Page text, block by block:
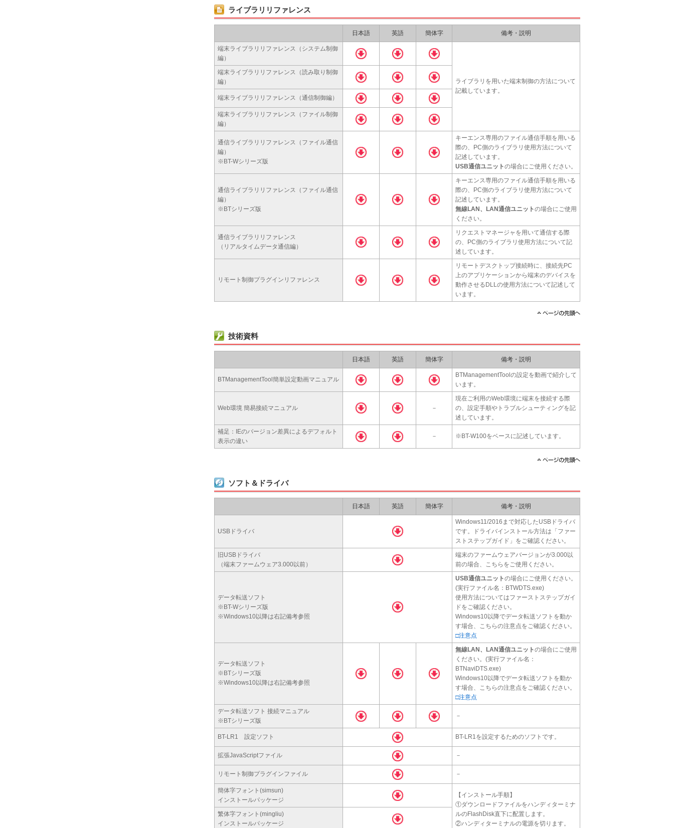
ライブラリリファレンス
日本語 英語 簡体字 備考・説明
端末ライブラリリファレンス（システム制御
編）
ライブラリを用いた端末制御の方法について
記載しています。
端末ライブラリリファレンス（読み取り制御
編）
端末ライブラリリファレンス（通信制御編）
端末ライブラリリファレンス（ファイル制御
編）
通信ライブラリリファレンス（ファイル通信
編）
※BT-Wシリーズ版
キーエンス専用のファイル通信手順を用いる
際の、PC側のライブラリ使用方法について
記述しています。
USB通信ユニットの場合にご使用ください。
通信ライブラリリファレンス（ファイル通信
編）
※BTシリーズ版
キーエンス専用のファイル通信手順を用いる
際の、PC側のライブラリ使用方法について
記述しています。
無線LAN、LAN通信ユニットの場合にご使用
ください。
通信ライブラリリファレンス
（リアルタイムデータ通信編）
リクエストマネージャを用いて通信する際
の、PC側のライブラリ使用方法について記
述しています。
リモート制御プラグインリファレンス
リモートデスクトップ接続時に、接続先PC
上のアプリケーションから端末のデバイスを
動作させるDLLの使用方法について記述して
います。
技術資料
日本語 英語 簡体字 備考・説明
BTManagementTool簡単設定動画マニュアル
BTManagementToolの設定を動画で紹介して
います。
Web環境 簡易接続マニュアル －
現在ご利用のWeb環境に端末を接続する際
の、設定手順やトラブルシューティングを記
述しています。
補足：IEのバージョン差異によるデフォルト
表示の違い
－ ※BT-W100をベースに記述しています。
ソフト＆ドライバ
日本語 英語 簡体字 備考・説明
USBドライバ
Windows11/2016まで対応したUSBドライバ
です。ドライバインストール方法は「ファー
ストステップガイド」をご確認ください。
旧USBドライバ
（端末ファームウェア3.000以前）
端末のファームウェアバージョンが3.000以
前の場合、こちらをご使用ください。
データ転送ソフト
※BT-Wシリーズ版
※Windows10以降は右記備考参照
USB通信ユニットの場合にご使用ください。
(実行ファイル名：BTWDTS.exe)
使用方法についてはファーストステップガイ
ドをご確認ください。
Windows10以降でデータ転送ソフトを動か
す場合、こちらの注意点をご確認ください。
□注意点
データ転送ソフト
※BTシリーズ版
※Windows10以降は右記備考参照
無線LAN、LAN通信ユニットの場合にご使用
ください。(実行ファイル名：
BTNaviDTS.exe)
Windows10以降でデータ転送ソフトを動か
す場合、こちらの注意点をご確認ください。
□注意点
データ転送ソフト 接続マニュアル
※BTシリーズ版
－
BT-LR1 設定ソフト BT-LR1を設定するためのソフトです。
拡張JavaScriptファイル －
リモート制御プラグインファイル －
簡体字フォント(simsun)
インストールパッケージ
【インストール手順】
①ダウンロードファイルをハンディターミナ
ルのFlashDisk直下に配置します。
②ハンディターミナルの電源を切ります。
繁体字フォント(mingliu)
インストールパッケージ